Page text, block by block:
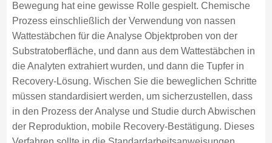
Bewegung hat eine gewisse Rolle gespielt. Chemische
Prozess einschließlich der Verwendung von nassen
Wattestäbchen für die Analyse Objektproben von der
Substratoberfläche, und dann aus dem Wattestäbchen in
die Analyten extrahiert wurden, und dann die Tupfer in
Recovery-Lösung. Wischen Sie die beweglichen Schritte
müssen standardisiert werden, um sicherzustellen, dass
in den Prozess der Analyse und Studie durch Abwischen
der Reproduktion, mobile Recovery-Bestätigung. Dieses